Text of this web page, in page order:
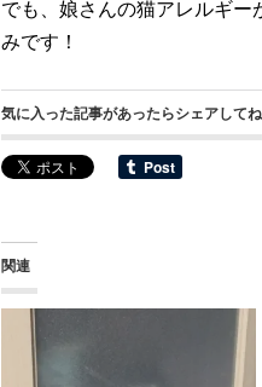
でも、娘さんの猫アレルギ
みです！
気に入った記事があったらシェアしてね
関連